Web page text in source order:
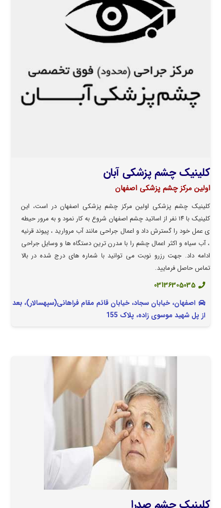
کلینیک چشم پزشکی آبان
اولین مرکز چشم پزشکی اصفهان
کلینیک چشم پزشکی اولین مرکز چشم پزشکی اصفهان در است، این
کلینیک با ۱۴ نفر از اساتید چشم اصفهان شروع به کار نمود و به مرور حیطه
ی عمل خود را گسترش داد و اعمال جراحی مانند آب مروارید ، پیوند قرنیه
، آب سیاه و اکثر اعمال چشم را با مدرن ترین دستگاه ها و وسایل جراحی
ادامه داد. جهت رزرو نوبت می توانید با شماره های درج شده در بالا
تماس حاصل فرمایید.
03136305035
اصفهان، خیابان سجاد، خیابان قائم مقام فراهانی(سپهسالار)، بعد
از پل شهید موسوی زاده، پلاک 155
کلینیک چشم صدرا